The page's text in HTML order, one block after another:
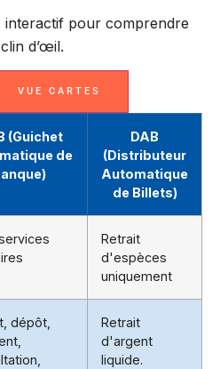
interactif pour comprendre
d’œil.
VUE CARTES
(Guichet
de
DAB
(Distributeur
Automatique
de Billets)
Retrait
d'espèces
uniquement
dépôt,
Retrait
d'argent
liquide.